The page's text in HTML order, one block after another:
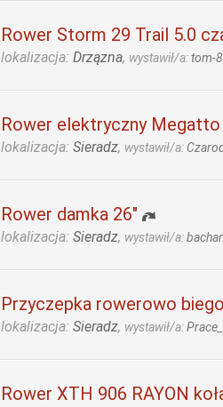
Rower Storm 29 Trail 5.0
lokalizacja: Drzązna, wystawił/a:tom-
Rower elektryczny Megatto
lokalizacja: Sieradz, wystawił/a:
Rower damka 26"
lokalizacja: Sieradz, wystawił/a:
Przyczepka rowerowo
lokalizacja: Sieradz, wystawił/a:
Rower XTH 906 RAYON